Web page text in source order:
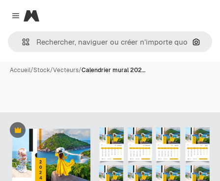
Close menu
Magnific
Accueil/Stock/Vecteurs/Calendrier mural 202…
Premium